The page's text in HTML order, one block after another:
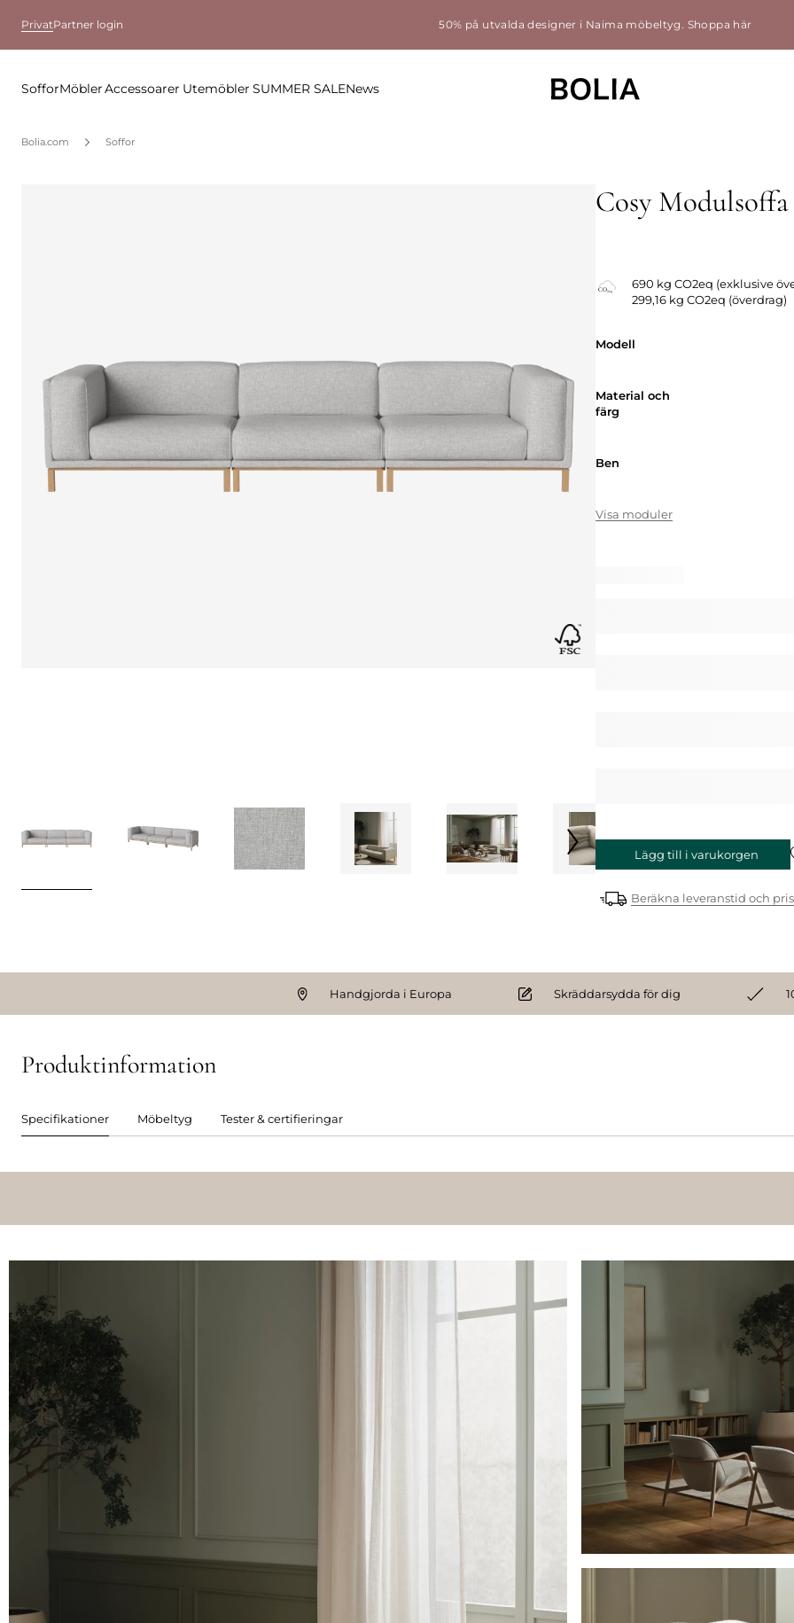
PrivatPartner login 50% på utvalda designer i Naima möbeltyg. Shoppa här
SofforMöblerAccessoarer Utemöbler SUMMER SALENews
Bolia.com Soffor
Cosy Modulsoffa
690 kg CO2eq (exklusive
299,16 kg CO2eq (överdrag)
Modell
Material och
färg
Ben
Visa moduler
Lägg till i varukorgen
Beräkna leveranstid och pris
Handgjorda i Europa Skräddarsydda för dig
Produktinformation
Specifikationer Möbeltyg Tester & certifieringar